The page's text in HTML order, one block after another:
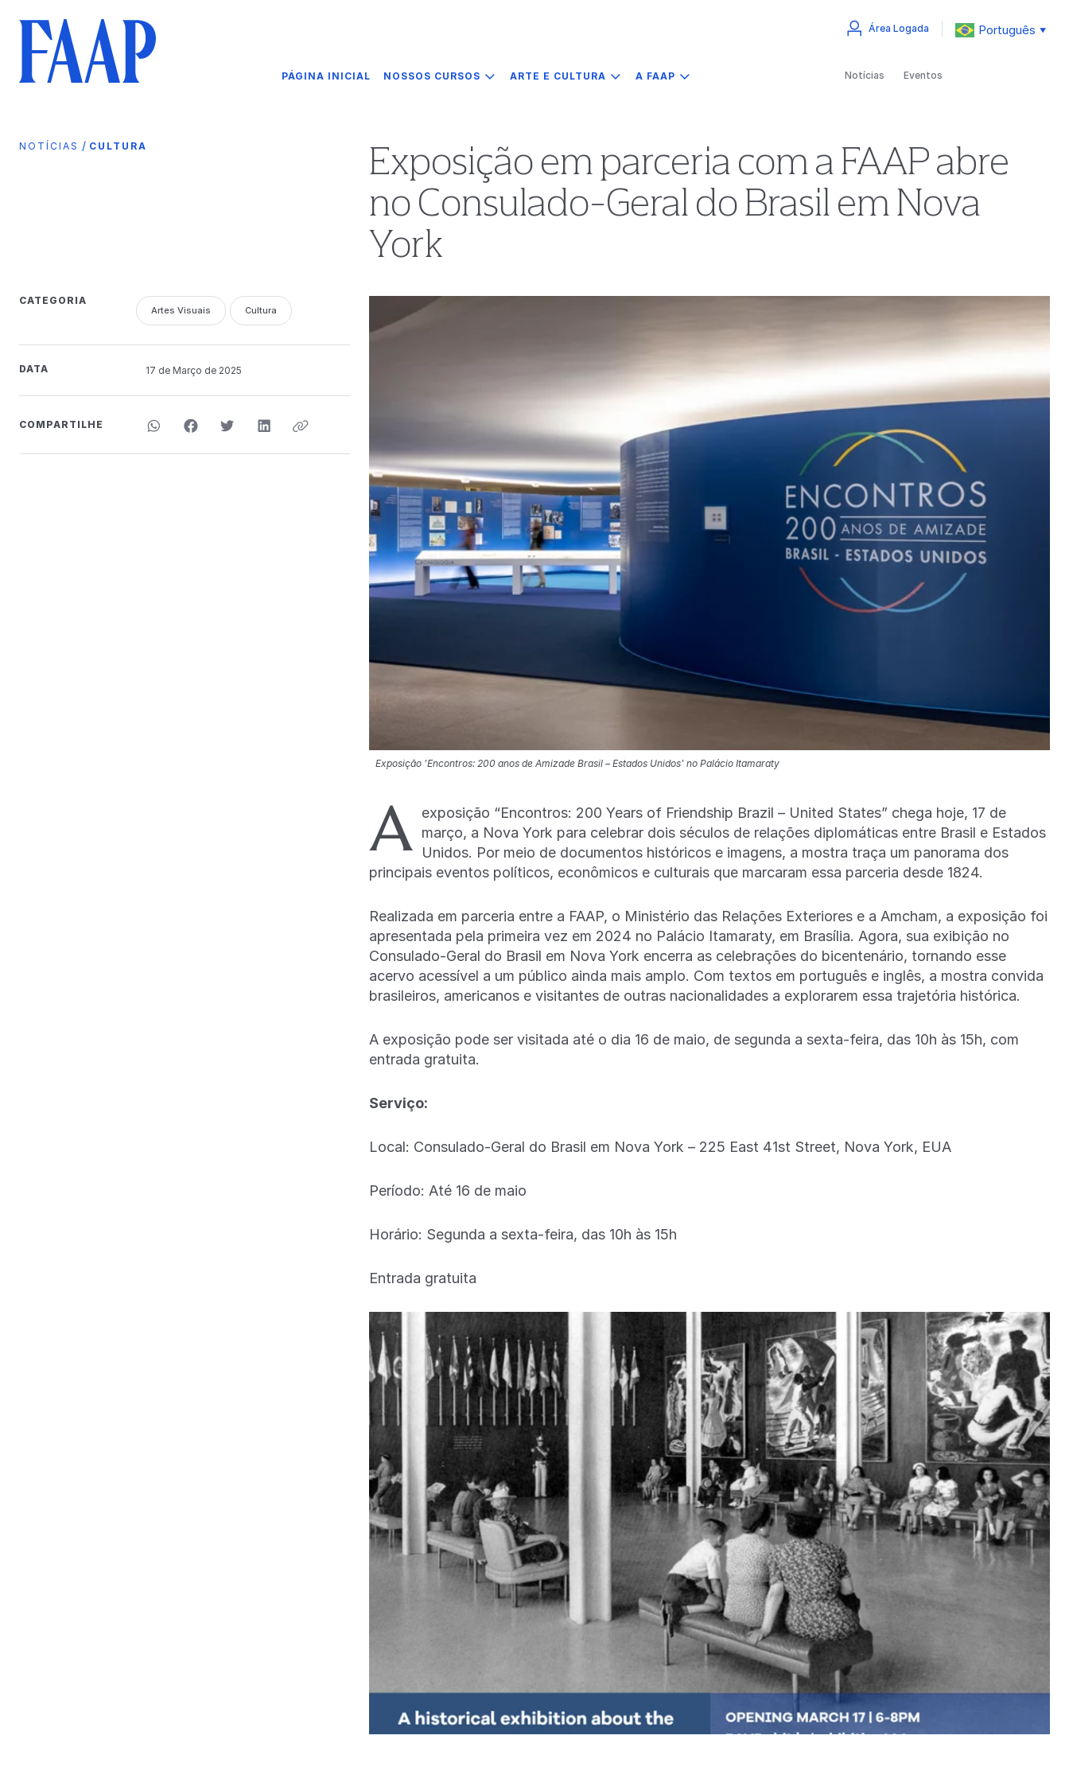
PÁGINA INICIAL NOSSOS CURSOS ARTE E CULTURA A FAAP
Área Logada Português ▼
Notícias Eventos
NOTÍCIAS / CULTURA
Exposição em parceria com a FAAP abre
no Consulado-Geral do Brasil em Nova
York
CATEGORIA
Artes Visuais Cultura
DATA 17 de Março de 2025
COMPARTILHE
Exposição 'Encontros: 200 anos de Amizade Brasil – Estados Unidos' no Palácio Itamaraty
A exposição “Encontros: 200 Years of Friendship Brazil – United States” chega hoje, 17 de
março, a Nova York para celebrar dois séculos de relações diplomáticas entre Brasil e Estados
Unidos. Por meio de documentos históricos e imagens, a mostra traça um panorama dos
principais eventos políticos, econômicos e culturais que marcaram essa parceria desde 1824.
Realizada em parceria entre a FAAP, o Ministério das Relações Exteriores e a Amcham, a exposição foi
apresentada pela primeira vez em 2024 no Palácio Itamaraty, em Brasília. Agora, sua exibição no
Consulado-Geral do Brasil em Nova York encerra as celebrações do bicentenário, tornando esse
acervo acessível a um público ainda mais amplo. Com textos em português e inglês, a mostra convida
brasileiros, americanos e visitantes de outras nacionalidades a explorarem essa trajetória histórica.
A exposição pode ser visitada até o dia 16 de maio, de segunda a sexta-feira, das 10h às 15h, com
entrada gratuita.
Serviço:
Local: Consulado-Geral do Brasil em Nova York – 225 East 41st Street, Nova York, EUA
Período: Até 16 de maio
Horário: Segunda a sexta-feira, das 10h às 15h
Entrada gratuita